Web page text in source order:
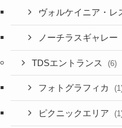
ヴォルケイニア・レ
ノーチラスギャレー
TDSエントランス (6)
フォトグラフィカ
ピクニックエリア